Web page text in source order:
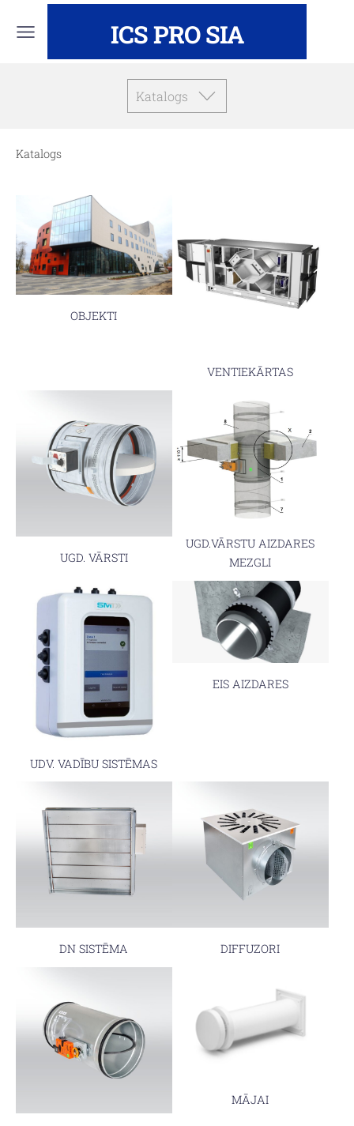
ICS PRO SIA
Katalogs
Katalogs
OBJEKTI
VENTIEKĀRTAS
UGD. VĀRSTI
UGD.VĀRSTU AIZDARES
MEZGLI
UDV. VADĪBU SISTĒMAS
EIS AIZDARES
DN SISTĒMA DIFFUZORI
MĀJAI